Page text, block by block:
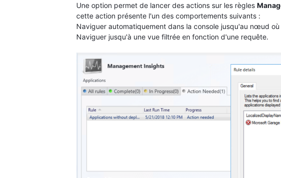
Une option permet de lancer des actions sur les règles
cette action présente l'un des comportements suivants :
Naviguer automatiquement dans la console jusqu'au nœud où
Naviguer jusqu'à une vue filtrée en fonction d'une requête.